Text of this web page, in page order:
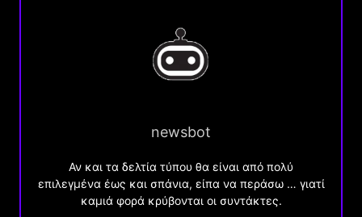
newsbot
Αν και τα δελτία τύπου θα είναι από πολύ
επιλεγμένα έως και σπάνια, είπα να περάσω … γιατί
καμιά φορά κρύβονται οι συντάκτες.